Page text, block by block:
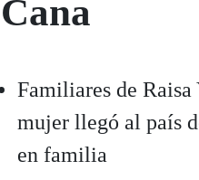
Cana
Familiares de
mujer llegó al país
en familia